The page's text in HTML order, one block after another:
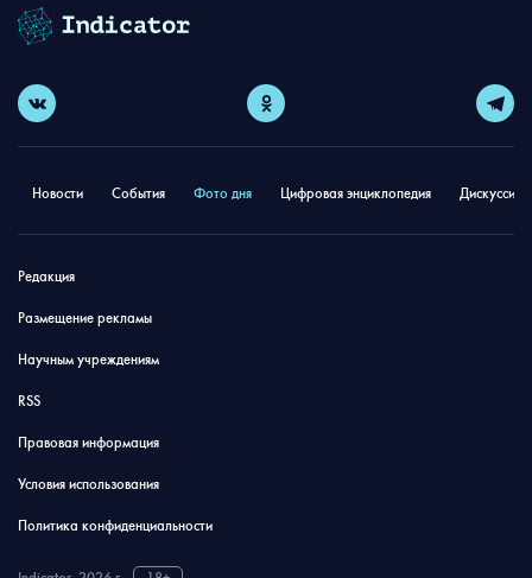
Новости События Фото дня Цифровая энциклопедия
Редакция
Размещение рекламы
Научным учреждениям
RSS
Правовая информация
Условия использования
Политика конфиденциальности